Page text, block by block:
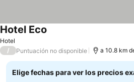
Hotel
Hotel Eco
/ Puntuación no disponible a 10.8 km
Elige fechas para ver los precios